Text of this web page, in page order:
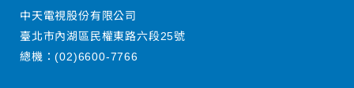
中天電視股份有限公司
臺北市內湖區民權東路六段25號
總機：(02)6600-7766